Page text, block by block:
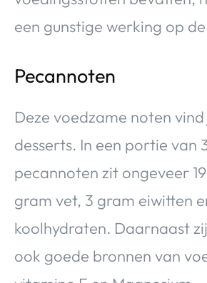
een gunstige werking op
Pecannoten
Deze voedzame noten
desserts. In een portie van
pecannoten zit ongeveer
gram vet, 3 gram eiwitten
koolhydraten. Daarnaast
ook goede bronnen van